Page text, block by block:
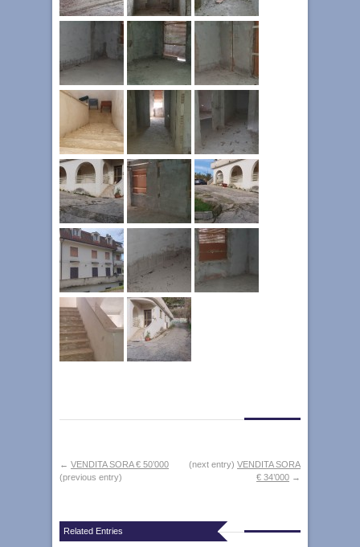
← VENDITA SORA € 50’000
(previous entry)
(next entry) VENDITA SORA
€ 34’000 →
Related Entries